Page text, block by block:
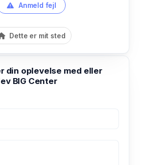
Anmeld fejl
Dette er mit sted
din oplevelse med eller
BIG Center